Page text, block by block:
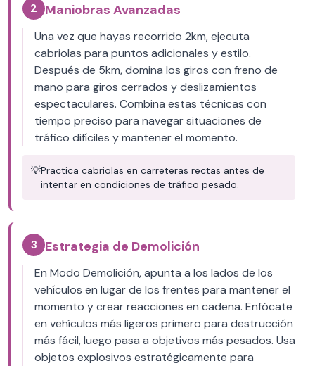
2 Maniobras Avanzadas
Una vez que hayas recorrido 2km, ejecuta
cabriolas para puntos adicionales y estilo.
Después de 5km, domina los giros con freno de
mano para giros cerrados y deslizamientos
espectaculares. Combina estas técnicas con
tiempo preciso para navegar situaciones de
tráfico difíciles y mantener el momento.
💡Practica cabriolas en carreteras rectas antes de
intentar en condiciones de tráfico pesado.
3 Estrategia de Demolición
En Modo Demolición, apunta a los lados de los
vehículos en lugar de los frentes para mantener el
momento y crear reacciones en cadena. Enfócate
en vehículos más ligeros primero para destrucción
más fácil, luego pasa a objetivos más pesados. Usa
objetos explosivos estratégicamente para